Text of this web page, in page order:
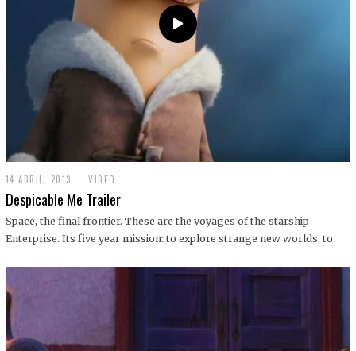
14 ABRIL, 2013
9
D
C
I
1
VIDEO
Despicable Me Trailer
Space, the final frontier. These are the voyages of the starship
Enterprise. Its five year mission: to explore strange new worlds, to